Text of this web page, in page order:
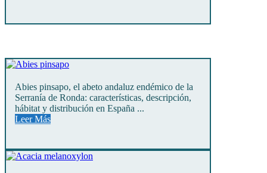
Abies pinsapo, el abeto andaluz endémico de la
Serranía de Ronda: características, descripción,
hábitat y distribución en España ...
Leer Más